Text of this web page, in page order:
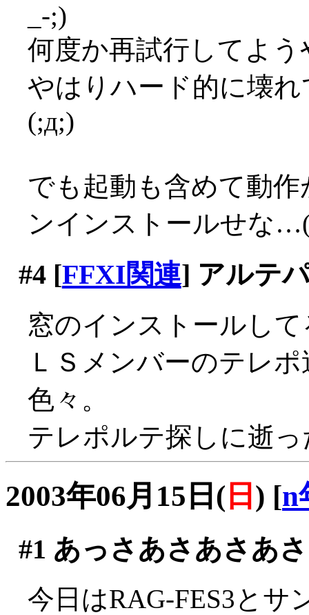
_-;)
何度か再試行してよ
やはりハード的に壊
(;д;)
でも起動も含めて動
ンインストールせな
#4[FFXI関連] アルテ
窓のインストールし
ＬＳメンバーのテレ
色々。
テレポルテ探しに逝
2003年06月15日( 日 ) [n
#1 あっさあさあさあ
今日はRAG-FES3と